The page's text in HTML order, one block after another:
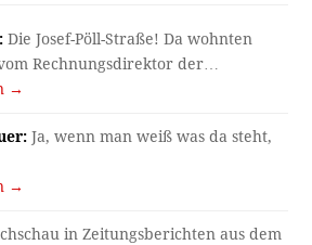
Die Josef-Pöll-Straße! Da wohnten
Rechnungsdirektor der…
→
Ja, wenn man weiß was da steht,
→
in Zeitungsberichten aus dem